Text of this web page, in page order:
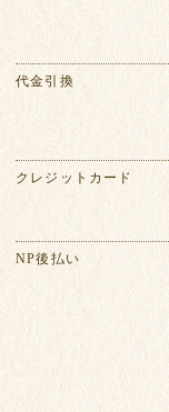
代金引換
クレジットカード
NP後払い